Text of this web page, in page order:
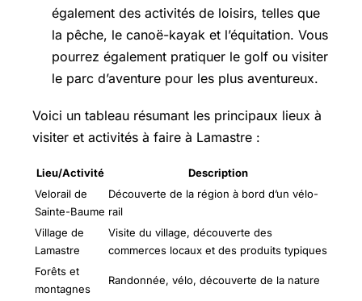
également des activités de loisirs, telles que
la pêche, le canoë-kayak et l’équitation. Vous
pourrez également pratiquer le golf ou visiter
le parc d’aventure pour les plus aventureux.
Voici un tableau résumant les principaux lieux à
visiter et activités à faire à Lamastre :
Lieu/Activité
Description
Velorail de
Sainte-Baume
Découverte de la région à bord d’un vélo-
rail
Village de
Lamastre
Visite du village, découverte des
commerces locaux et des produits typiques
Forêts et
montagnes
Randonnée, vélo, découverte de la nature